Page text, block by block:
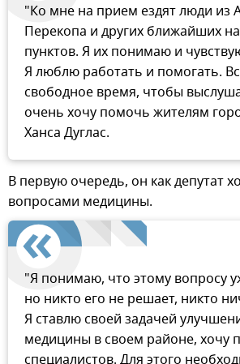
"Ко мне на прием ездят люди из
Перекопа и других ближайших
пунктов. Я их понимаю и
Я люблю работать и помогать.
свободное время, чтобы
очень хочу помочь жителям
Ханса Дуглас.
В первую очередь, он как депутат
вопросами медицины.
"Я понимаю, что этому вопросу
но никто его не решает, никто
Я ставлю своей задачей
медицины в своем районе, хочу
специалистов. Для этого